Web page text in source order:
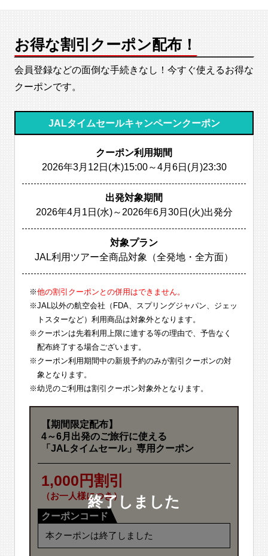
お得な割引クーポン配布！
会員登録などの面倒な手続きなし！ 今すぐ使えるお得な
クーポンです。
JALタイムセールキャンペーンクーポン
クーポン利用期間
2026年3月12日(木)15:00～4月6日(月)23:30
出発対象期間
2026年4月1日(水)～2026年6月30日(火)出発分
対象プラン
JAL利用ツアー全商品対象（全発地・全方面）
※他の割引クーポンとの併用はできません。
※JAL以外の航空会社（FDA、スプリングジャパン、ジェッ
トスターなど）利用商品は対象外となります。
※クーポンは先着利用上限に達する等の理由で、予告なく
配布終了する場合ございます。
※クーポン利用期間中の新規予約のみが割引クーポンの対
象となります。
※幼児のご利用は割引クーポン対象外となります。
【期間限定配布】
4～6月出発のご旅行に使える
「JALタイムセール」専用クーポン
1,000円割引
（お一人様につき）
クーポンコード